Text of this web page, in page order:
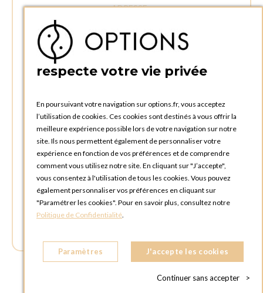
ADRESSE :
4340 AWANS (Othée)
BELGIQUE
TÉLÉPHONE :
HEURES D'OUVERTURES
Horaires d'ouverture du Service Commercial :
Lundi au vendredi : 09:00h à 17:00h
Samedi et dimanche : Fermé
Horaires d'ouverture pour les enlèvements et retours des
commandes :
Lundi au vendredi : 08:30h à 17:30h
Samedi et dimanche : Fermé (enlèvements par box possible)
respecte votre vie privée
En poursuivant votre navigation sur options.fr, vous acceptez
l’utilisation de cookies. Ces cookies sont destinés à vous offrir la
meilleure expérience possible lors de votre navigation sur notre
site. Ils nous permettent également de personnaliser votre
expérience en fonction de vos préférences et de comprendre
comment vous utilisez notre site. En cliquant sur "J’accepte",
vous consentez à l'utilisation de tous les cookies. Vous pouvez
également personnaliser vos préférences en cliquant sur
"Paramétrer les cookies". Pour en savoir plus, consultez notre
Politique de Confidentialité.
Paramètres J'accepte les cookies
Continuer sans accepter >